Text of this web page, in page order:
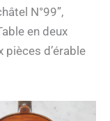
N°99”,
en deux
pièces d’érable